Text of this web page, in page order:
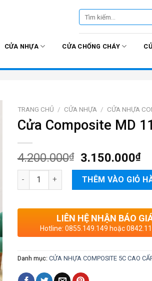
Tìm
kiếm:
CỬA NHỰA CỬA CHỐNG CHÁY
TRANG CHỦ / CỬA NHỰA / CỬA NHỰA
Cửa Composite MD
4.200.000₫ 3.150.000₫
Cửa Composite MD 11.23NVA số lượng
THÊM VÀO GIỎ
LIÊN HỆ NHẬN BÁO
Hotline: 0855.149.149 hoặc
Danh mục: CỬA NHỰA COMPOSITE 5C CAO